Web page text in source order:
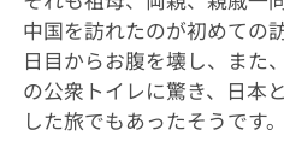
中国を訪れたのが初めての
日目からお腹を壊し、また
の公衆トイレに驚き、日本
した旅でもあったそうです。